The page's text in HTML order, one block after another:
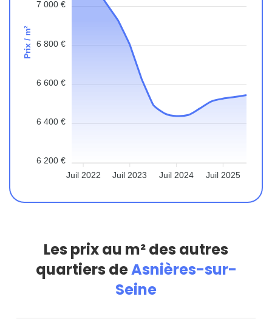
7 000 €
6 800 €
6 600 €
6 400 €
6 200 €
Prix / m²
Juil 2022 Juil 2023 Juil 2024 Juil 2025
Les prix au m² des autres
quartiers deAsnières-sur-
Seine